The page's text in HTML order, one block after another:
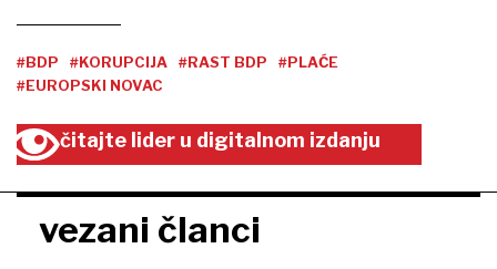
#BDP #KORUPCIJA #RAST BDP
#PLAĆE
#EUROPSKI NOVAC
čitajte lider u digitalnom izdanju
vezani članci